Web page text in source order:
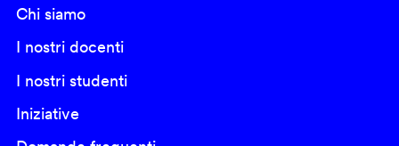
Chi siamo
I nostri docenti
I nostri studenti
Iniziative